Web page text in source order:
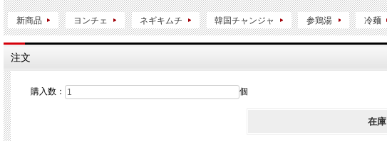
新商品 ヨンチェ ネギキムチ 韓国チャンジャ 参鶏湯 冷麺
注文
購入数： 個
在庫